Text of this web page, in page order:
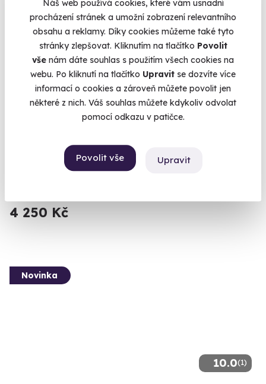
Náš web používá cookies, které vám usnadní
procházení stránek a umožní zobrazení relevantního
obsahu a reklamy. Díky cookies můžeme také tyto
stránky zlepšovat. Kliknutím na tlačítko Povolit
vše nám dáte souhlas s použitím všech cookies na
webu. Po kliknutí na tlačítko Upravit se dozvíte více
informací o cookies a zároveň můžete povolit jen
některé z nich. Váš souhlas můžete kdykoliv odvolat
pomocí odkazu v patičce.
Povolit vše Upravit
Focení dle vašeho výběru - v páru, s rodinou, nebo se
záběrem pouze na vás.
4 250 Kč
10.0(1)
Novinka